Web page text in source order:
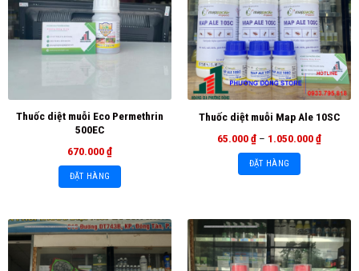
Thuốc diệt muỗi Eco Permethrin
500EC
670.000₫
ĐẶT HÀNG
Thuốc diệt muỗi Map Ale 10SC
65.000₫ – 1.050.000₫
ĐẶT HÀNG